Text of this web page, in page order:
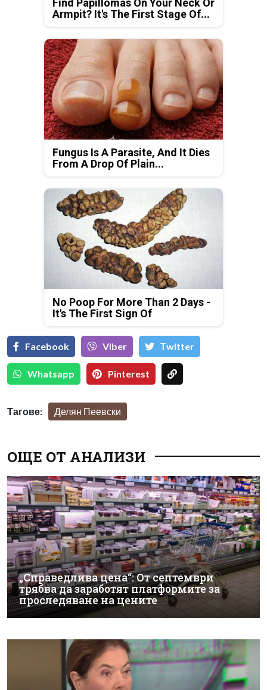
Find Papillomas On Your Neck Or
Armpit? It's The First Stage Of...
Fungus Is A Parasite, And It Dies
From A Drop Of Plain...
No Poop For More Than 2 Days -
It's The First Sign Of
Facebook Viber Тwitter
Whatsapp Pinterest
Тагове: Делян Пеевски
ОЩЕ ОТ АНАЛИЗИ
„Справедлива цена“: От септември
трябва да заработят платформите за
проследяване на цените